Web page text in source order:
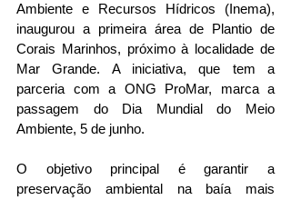
Ambiente e Recursos Hídricos (Inema),
inaugurou a primeira área de Plantio de
Corais Marinhos, próximo à localidade de
Mar Grande. A iniciativa, que tem a
parceria com a ONG ProMar, marca a
passagem do Dia Mundial do Meio
Ambiente, 5 de junho.
O objetivo principal é garantir a
preservação ambiental na baía mais